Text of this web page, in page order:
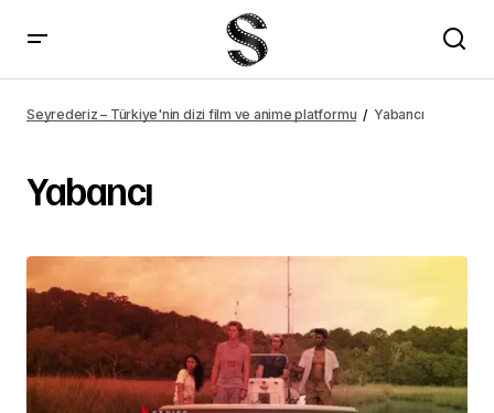
Seyrederiz – Türkiye'nin dizi film ve anime platformu Yabancı
Yabancı